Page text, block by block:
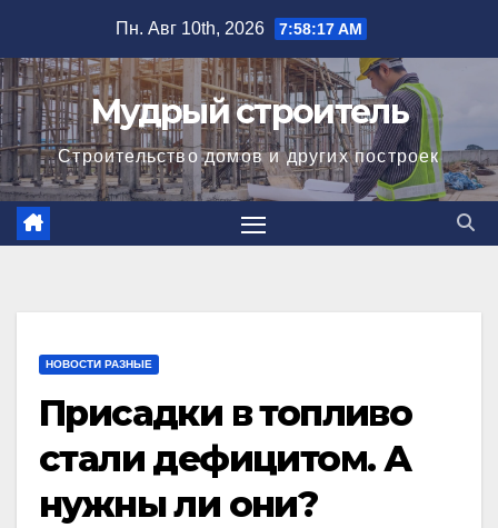
содержимому
Пн. Авг 10th, 2026 7:58:18 AM
Мудрый строитель
Строительство домов и других построек
НОВОСТИ РАЗНЫЕ
Присадки в топливо
стали дефицитом. А
нужны ли они?